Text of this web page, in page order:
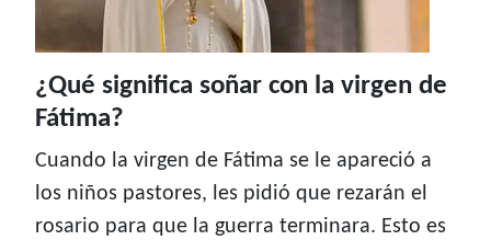
¿Qué significa soñar con la virgen de
Fátima?
Cuando la virgen de Fátima se le apareció a
los niños pastores, les pidió que rezarán el
rosario para que la guerra terminara. Esto es